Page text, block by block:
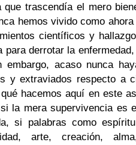
que trascendía el mero
hemos vivido como
científicos y
para derrotar la
embargo, acaso nunca
y extraviados respecto a
hacemos aquí en este
la mera supervivencia es
si palabras como
arte, creación,